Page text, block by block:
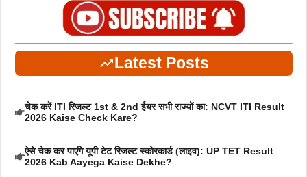
Latest Posts
चेक करें ITI रिजल्ट 1st & 2nd ईयर सभी राज्यों का: NCVT ITI Result
2026 Kaise Check Kare?
ऐसे चेक कर पाएंगे यूपी टेट रिजल्ट स्कोरकार्ड (लाइव): UP TET Result
2026 Kab Aayega Kaise Dekhe?